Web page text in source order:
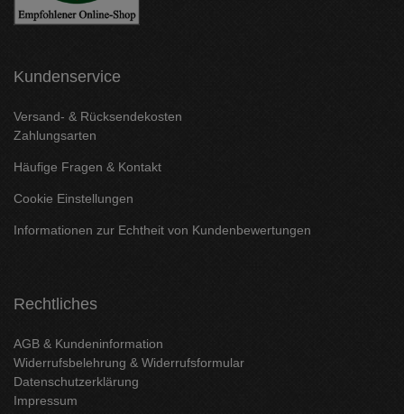
Kundenservice
Versand- & Rücksendekosten
Zahlungsarten
Häufige Fragen & Kontakt
Cookie Einstellungen
Informationen zur Echtheit von Kundenbewertungen
Rechtliches
AGB & Kundeninformation
Widerrufsbelehrung & Widerrufsformular
Datenschutzerklärung
Impressum